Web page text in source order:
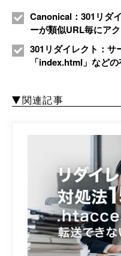
Canonical：301リダ
ーが類似URL毎にア
301リダイレクト：サ
「index.html」など
関連記事